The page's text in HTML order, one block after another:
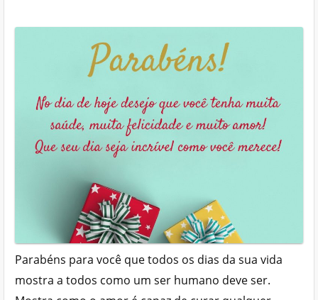
Parabéns para você que todos os dias da sua vida
mostra a todos como um ser humano deve ser.